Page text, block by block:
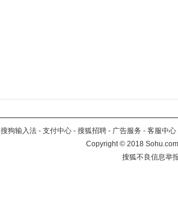
搜狗输入法 - 支付中心 - 搜狐招聘 - 广告服务 - 客服中心
Copyright©2018
搜狐不良信息举